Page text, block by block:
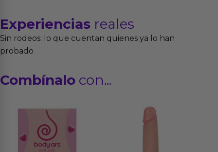
Experiencias reales
Sin rodeos: lo que cuentan quienes ya lo han
probado
Combínalo con...